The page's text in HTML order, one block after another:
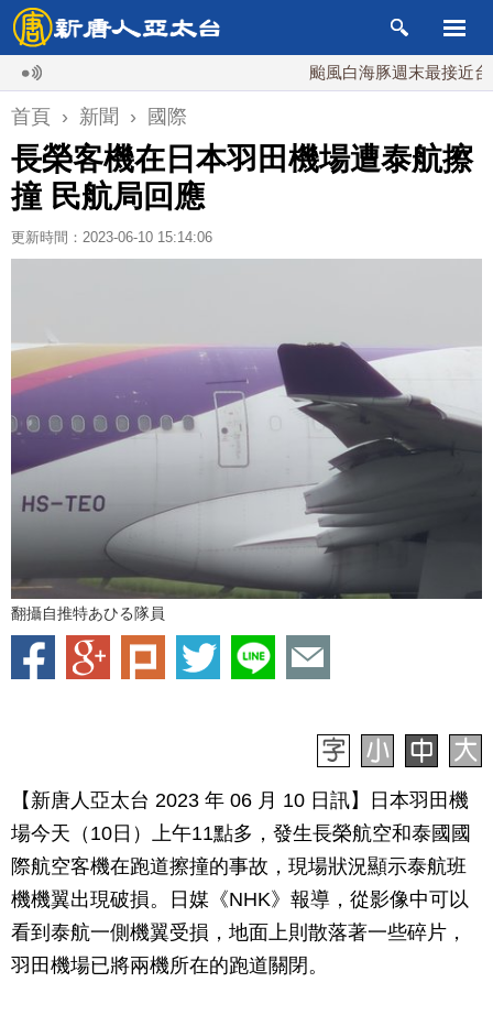
颱風白海豚週末最接近台灣 最
首頁 › 新聞 › 國際
長榮客機在日本羽田機場遭泰航擦
撞 民航局回應
更新時間：2023-06-10 15:14:06
翻攝自推特あひる隊員
【新唐人亞太台 2023 年 06 月 10 日訊】
日本羽田機
場今天（10日）上午11點多 ，發生長榮航空和泰國國
際航空客機在跑道擦撞的事故，現場狀況顯示泰航班
機機翼出現破損。日媒 《NHK》報導，從影像中可以
看到泰航一側機翼受損，地面上則散落著一些碎片，
羽田機場已將兩機所在的跑道關閉。